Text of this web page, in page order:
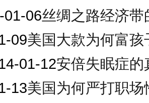
01-06丝绸之路经济
09美国大款为何富孩
01-12安倍失眠症的
13美国为何严打职场